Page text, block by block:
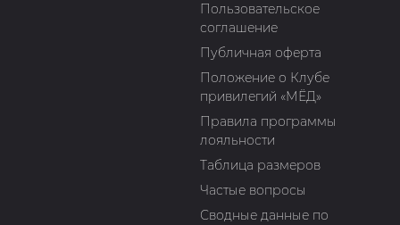
Пользовательское
соглашение
Публичная оферта
Положение о Клубе
привилегий «МЁД»
Правила программы
лояльности
Таблица размеров
Частые вопросы
Сводные данные по